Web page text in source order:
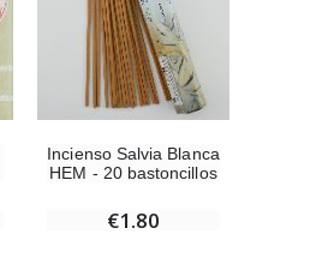
Incienso Salvia Blanca
HEM - 20 bastoncillos
€1.80